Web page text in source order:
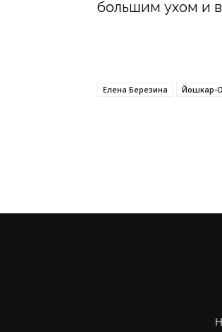
большим ухом и
Елена Березина Йошкар-